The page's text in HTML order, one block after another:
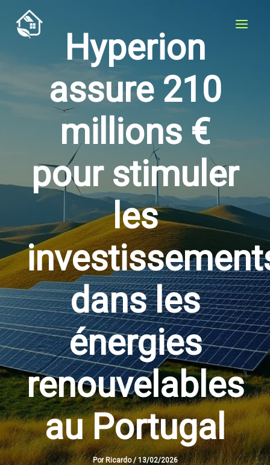
contenu
Hyperion
assure 210
millions €
pour stimuler
les
dans les
énergies
renouvelables
au Portugal
Por Ricardo/13/02/2026